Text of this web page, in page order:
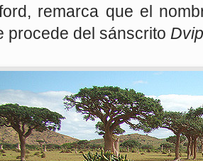
remarca que el
procede del sánscrito